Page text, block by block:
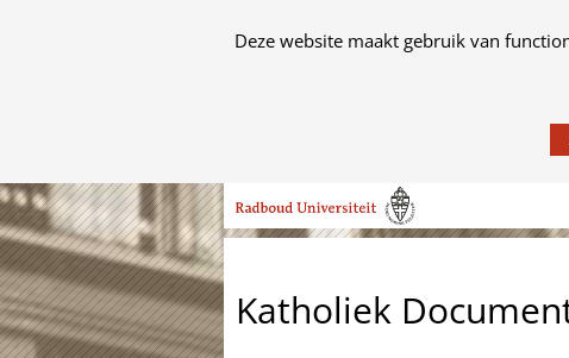
Cookies
Deze website maakt gebruik van
gebruik
van
op
deze
Ga
naar
de
inhoud
Katholiek